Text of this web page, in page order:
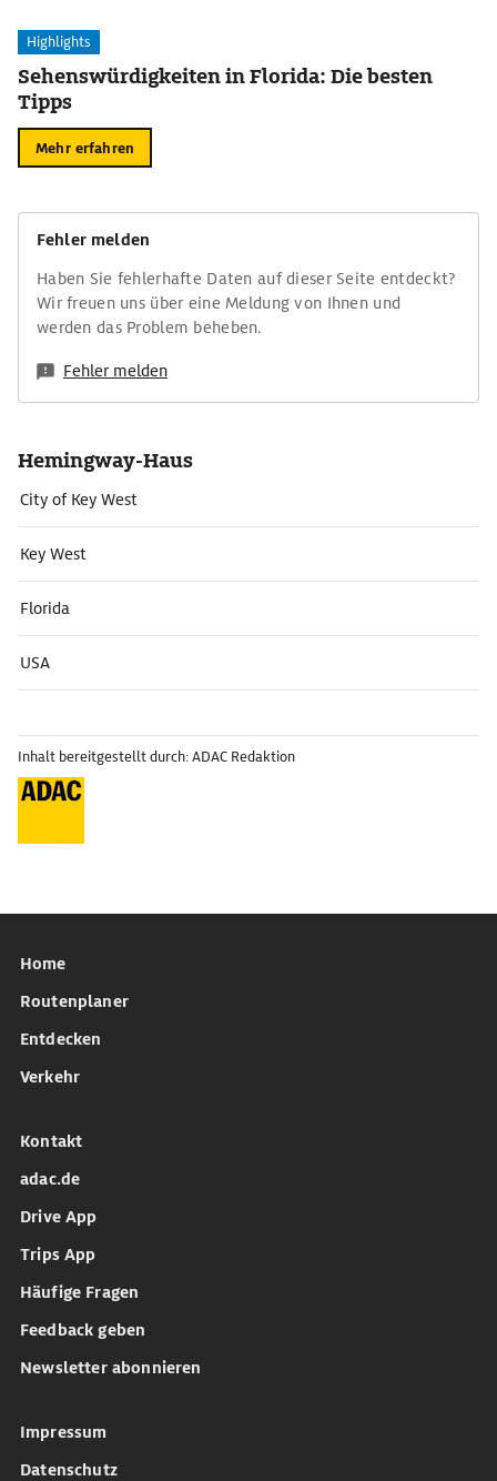
Highlights
Sehenswürdigkeiten in Florida: Die besten
Tipps
Mehr erfahren
Fehler melden
Haben Sie fehlerhafte Daten auf dieser Seite entdeckt?
Wir freuen uns über eine Meldung von Ihnen und
werden das Problem beheben.
Fehler melden
Hemingway-Haus
City of Key West
Key West
Florida
USA
Inhalt bereitgestellt durch: ADAC Redaktion
Home
Routenplaner
Entdecken
Verkehr
Kontakt
adac.de
Drive App
Trips App
Häufige Fragen
Feedback geben
Newsletter abonnieren
Impressum
Datenschutz